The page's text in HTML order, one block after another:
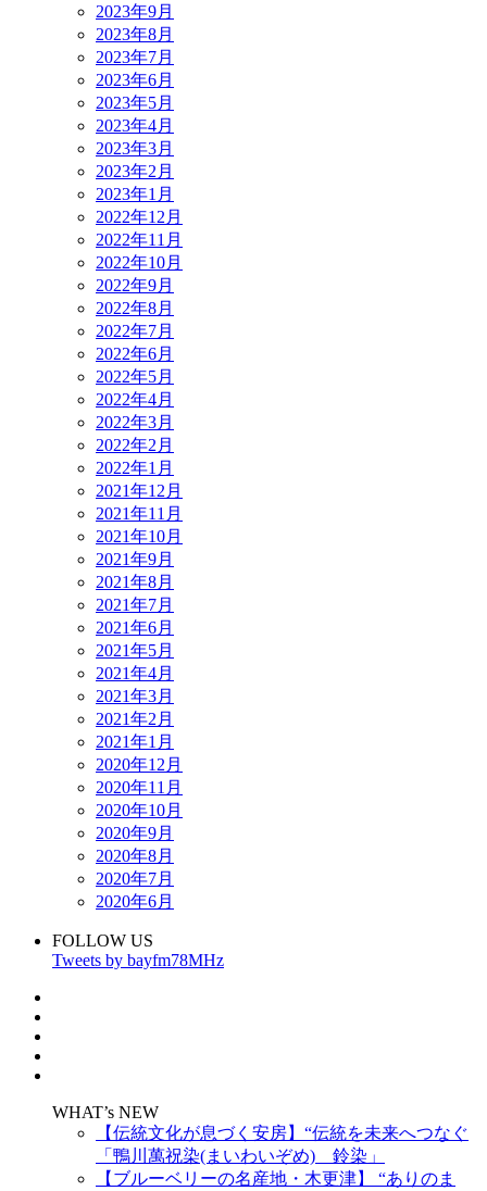
2023年9月
2023年8月
2023年7月
2023年6月
2023年5月
2023年4月
2023年3月
2023年2月
2023年1月
2022年12月
2022年11月
2022年10月
2022年9月
2022年8月
2022年7月
2022年6月
2022年5月
2022年4月
2022年3月
2022年2月
2022年1月
2021年12月
2021年11月
2021年10月
2021年9月
2021年8月
2021年7月
2021年6月
2021年5月
2021年4月
2021年3月
2021年2月
2021年1月
2020年12月
2020年11月
2020年10月
2020年9月
2020年8月
2020年7月
2020年6月
FOLLOW US
Tweets by bayfm78MHz
WHAT’s NEW
【伝統文化が息づく安房】“伝統を未来へつなぐ
「鴨川萬祝染(まいわいぞめ) 鈴染」
【ブルーベリーの名産地・木更津】 “ありのま